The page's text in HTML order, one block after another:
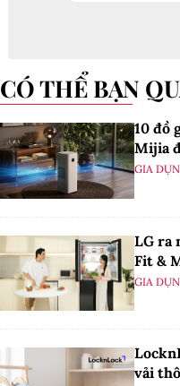
CÓ THỂ BẠN
10 đồ
Mijia
GIA
LG ra
Fit &
GIA
vải